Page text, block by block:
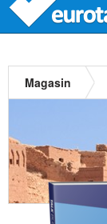
Magasin